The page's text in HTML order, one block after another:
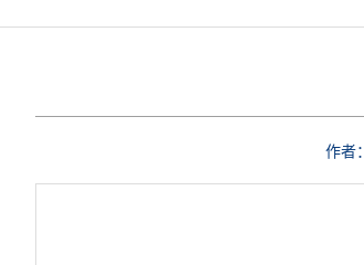
作者：